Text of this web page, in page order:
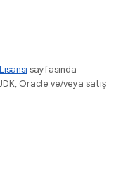
sayfasında
Oracle ve/veya satış